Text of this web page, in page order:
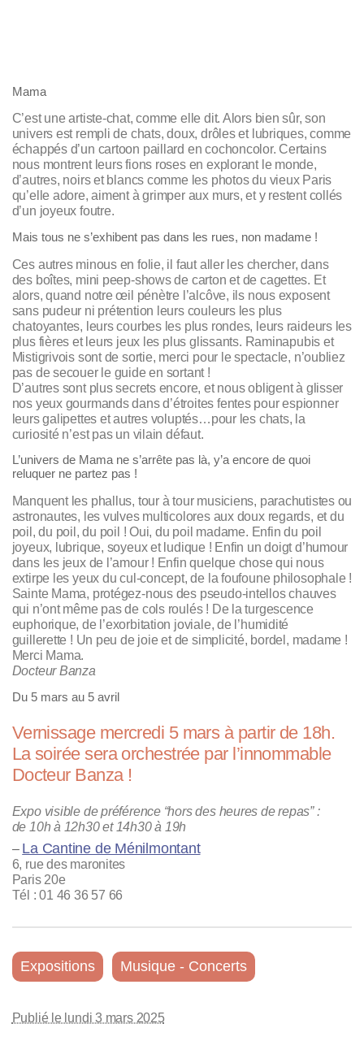
Mama
C’est une artiste-chat, comme elle dit. Alors bien sûr, son
univers est rempli de chats, doux, drôles et lubriques, comme
échappés d’un cartoon paillard en cochoncolor. Certains
nous montrent leurs fions roses en explorant le monde,
d’autres, noirs et blancs comme les photos du vieux Paris
qu’elle adore, aiment à grimper aux murs, et y restent collés
d’un joyeux foutre.
Mais tous ne s’exhibent pas dans les rues, non madame !
Ces autres minous en folie, il faut aller les chercher, dans
des boîtes, mini peep-shows de carton et de cagettes. Et
alors, quand notre œil pénètre l’alcôve, ils nous exposent
sans pudeur ni prétention leurs couleurs les plus
chatoyantes, leurs courbes les plus rondes, leurs raideurs les
plus fières et leurs jeux les plus glissants. Raminapubis et
Mistigrivois sont de sortie, merci pour le spectacle, n’oubliez
pas de secouer le guide en sortant !
D’autres sont plus secrets encore, et nous obligent à glisser
nos yeux gourmands dans d’étroites fentes pour espionner
leurs galipettes et autres voluptés…pour les chats, la
curiosité n’est pas un vilain défaut.
L’univers de Mama ne s’arrête pas là, y’a encore de quoi
reluquer ne partez pas !
Manquent les phallus, tour à tour musiciens, parachutistes ou
astronautes, les vulves multicolores aux doux regards, et du
poil, du poil, du poil ! Oui, du poil madame. Enfin du poil
joyeux, lubrique, soyeux et ludique ! Enfin un doigt d’humour
dans les jeux de l’amour ! Enfin quelque chose qui nous
extirpe les yeux du cul-concept, de la foufoune philosophale !
Sainte Mama, protégez-nous des pseudo-intellos chauves
qui n’ont même pas de cols roulés ! De la turgescence
euphorique, de l’exorbitation joviale, de l’humidité
guillerette ! Un peu de joie et de simplicité, bordel, madame !
Merci Mama.
Docteur Banza
Du 5 mars au 5 avril
Vernissage mercredi 5 mars à partir de 18h.
La soirée sera orchestrée par l’innommable
Docteur Banza !
Expo visible de préférence “hors des heures de repas” :
de 10h à 12h30 et 14h30 à 19h
– La Cantine de Ménilmontant
6, rue des maronites
Paris 20e
Tél : 01 46 36 57 66
Expositions Musique - Concerts
Publié le lundi 3 mars 2025